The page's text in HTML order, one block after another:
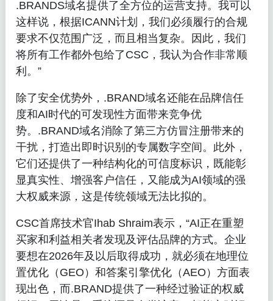
.BRANDS域名提供了全方位的运营支持。我可以
这样说，根据ICANN计划，我们必须履行的合规
要求不仅范围广泛，而且相当复杂。因此，我们
将所有工作都外包给了CSC，我认为合作非常顺
利。”
除了安全优势外，.BRAND域名还能在品牌信任
度和AI时代的可发现性方面带来竞争优
势。.BRAND域名消除了第三方仿冒注册带来的
干扰，打造出即时识别的专属数字空间。此外，
它们还提供了一种结构化的可信度标识，既能彰
显真实性、增强客户信任，又能成为AI领域的强
大权威来源，这是传统领域无法比拟的。
CSC首席技术官Ihab Shraim表示，“AI正在重塑
买家和利益相关者发现及评估品牌的方式。企业
要想在2026年及以后取得成功，就必须在地理位
置优化（GEO）和答案引擎优化（AEO）方面表
现出色，而.BRAND提供了一种经过验证的权威